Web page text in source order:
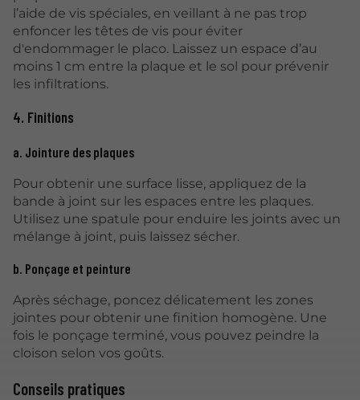
l’aide de vis spéciales, en veillant à ne pas trop
enfoncer les têtes de vis pour éviter
d'endommager le placo. Laissez un espace d’au
moins 1 cm entre la plaque et le sol pour prévenir
les infiltrations.
4. Finitions
a. Jointure des plaques
Pour obtenir une surface lisse, appliquez de la
bande à joint sur les espaces entre les plaques.
Utilisez une spatule pour enduire les joints avec un
mélange à joint, puis laissez sécher.
b. Ponçage et peinture
Après séchage, poncez délicatement les zones
jointes pour obtenir une finition homogène. Une
fois le ponçage terminé, vous pouvez peindre la
cloison selon vos goûts.
Conseils pratiques